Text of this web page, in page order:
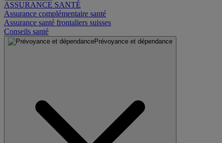
ASSURANCE SANTÉ
Assurance complémentaire santé
Assurance santé frontaliers suisses
Conseils santé
Prévoyance et dépendance